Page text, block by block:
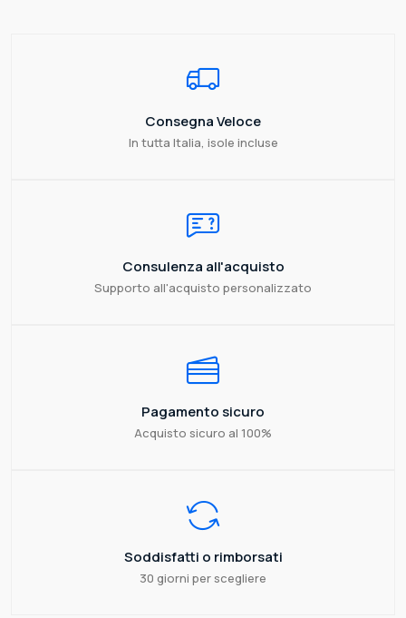
Consegna Veloce
In tutta Italia, isole incluse
Consulenza all'acquisto
Supporto all'acquisto personalizzato
Pagamento sicuro
Acquisto sicuro al 100%
Soddisfatti o rimborsati
30 giorni per scegliere